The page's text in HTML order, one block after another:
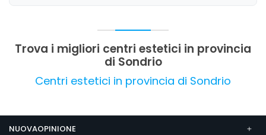
Trova i migliori centri estetici in provincia
di Sondrio
Centri estetici in provincia di Sondrio
NUOVAOPINIONE